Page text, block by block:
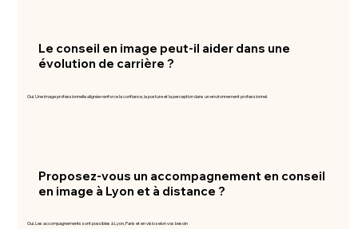
Le conseil en image peut-il aider dans une
évolution de carrière ?
Oui. Une image professionnelle alignée renforce la confiance, la posture et la perception dans un environnement professionnel.
Proposez-vous un accompagnement en conseil
en image à Lyon et à distance ?
Oui. Les accompagnements sont possibles à Lyon, Paris et en visio selon vos besoin